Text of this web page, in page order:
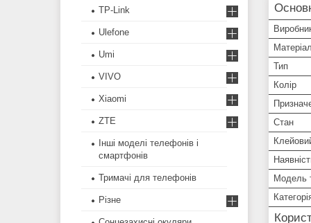
Тип
Колір
Стан
Модель
TP-Link
Ulefone
Umi
VIVO
Xiaomi
ZTE
Інші моделі телефонів і
смартфонів
Тримачі для телефонів
Різне